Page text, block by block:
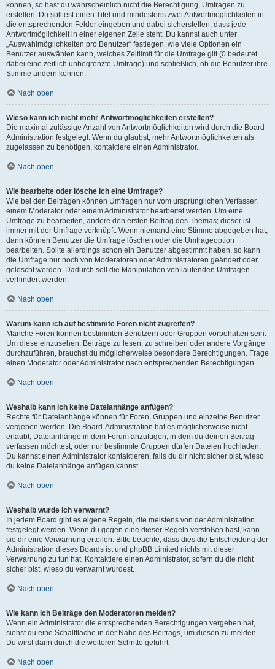
können, so hast du wahrscheinlich nicht die Berechtigung, Umfragen zu
erstellen. Du solltest einen Titel und mindestens zwei Antwortmöglichkeiten in
die entsprechenden Felder eingeben und dabei sicherstellen, dass jede
Antwortmöglichkeit in einer eigenen Zeile steht. Du kannst auch unter
„Auswahlmöglichkeiten pro Benutzer“ festlegen, wie viele Optionen ein
Benutzer auswählen kann, welches Zeitlimit für die Umfrage gilt (0 bedeutet
dabei eine zeitlich unbegrenzte Umfrage) und schließlich, ob die Benutzer ihre
Stimme ändern können.
Nach oben
Wieso kann ich nicht mehr Antwortmöglichkeiten erstellen?
Die maximal zulässige Anzahl von Antwortmöglichkeiten wird durch die Board-
Administration festgelegt. Wenn du glaubst, mehr Antwortmöglichkeiten als
zugelassen zu benötigen, kontaktiere einen Administrator.
Nach oben
Wie bearbeite oder lösche ich eine Umfrage?
Wie bei den Beiträgen können Umfragen nur vom ursprünglichen Verfasser,
einem Moderator oder einem Administrator bearbeitet werden. Um eine
Umfrage zu bearbeiten, ändere den ersten Beitrag des Themas; dieser ist
immer mit der Umfrage verknüpft. Wenn niemand eine Stimme abgegeben hat,
dann können Benutzer die Umfrage löschen oder die Umfrageoption
bearbeiten. Sollte allerdings schon ein Benutzer abgestimmt haben, so kann
die Umfrage nur noch von Moderatoren oder Administratoren geändert oder
gelöscht werden. Dadurch soll die Manipulation von laufenden Umfragen
verhindert werden.
Nach oben
Warum kann ich auf bestimmte Foren nicht zugreifen?
Manche Foren können bestimmten Benutzern oder Gruppen vorbehalten sein.
Um diese einzusehen, Beiträge zu lesen, zu schreiben oder andere Vorgänge
durchzuführen, brauchst du möglicherweise besondere Berechtigungen. Frage
einen Moderator oder Administrator nach entsprechenden Berechtigungen.
Nach oben
Weshalb kann ich keine Dateianhänge anfügen?
Rechte für Dateianhänge können für Foren, Gruppen und einzelne Benutzer
vergeben werden. Die Board-Administration hat es möglicherweise nicht
erlaubt, Dateianhänge in dem Forum anzufügen, in dem du deinen Beitrag
verfassen möchtest, oder nur bestimmte Gruppen dürfen Dateien hochladen.
Du kannst einen Administrator kontaktieren, falls du dir nicht sicher bist, wieso
du keine Dateianhänge anfügen kannst.
Nach oben
Weshalb wurde ich verwarnt?
In jedem Board gibt es eigene Regeln, die meistens von der Administration
festgelegt werden. Wenn du gegen eine dieser Regeln verstoßen hast, kann
sie dir eine Verwarnung erteilen. Bitte beachte, dass dies die Entscheidung der
Administration dieses Boards ist und phpBB Limited nichts mit dieser
Verwarnung zu tun hat. Kontaktiere einen Administrator, sofern du die nicht
sicher bist, wieso du verwarnt wurdest.
Nach oben
Wie kann ich Beiträge den Moderatoren melden?
Wenn ein Administrator die entsprechenden Berechtigungen vergeben hat,
siehst du eine Schaltfläche in der Nähe des Beitrags, um diesen zu melden.
Du wirst dann durch die weiteren Schritte geführt.
Nach oben